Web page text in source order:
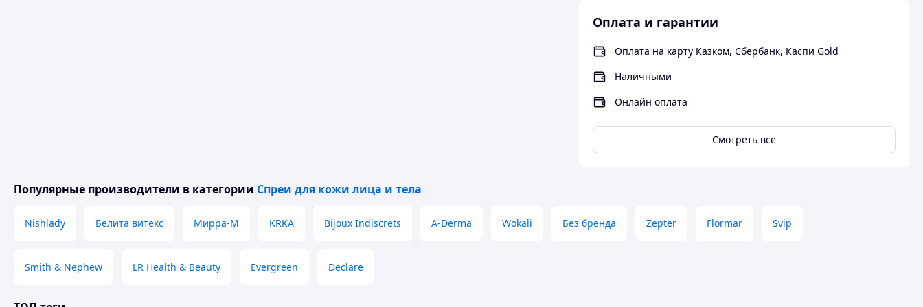
Оплата и гарантии
Оплата на карту Казком, Сбербанк, Каспи Gold
Наличными
Онлайн оплата
Смотреть всё
Популярные производители в категории Спреи для кожи лица и тела
Nishlady Белита витекс Мирра-М KRKA Bijoux Indiscrets A-Derma Wokali Без бренда Zepter Flormar Svip
Smith & Nephew LR Health & Beauty Evergreen Declare